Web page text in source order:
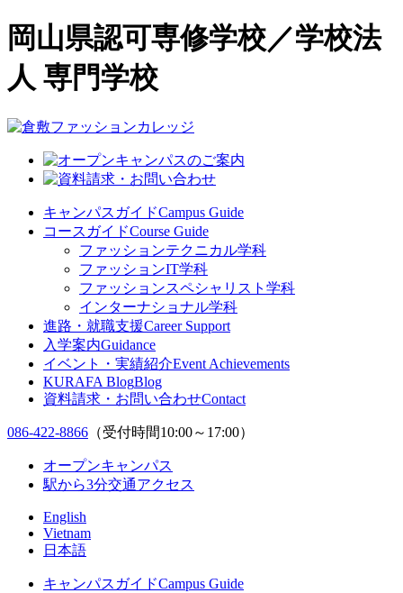
岡山県認可専修学校／学校法
人 専門学校
キャンパスガイドCampus Guide
コースガイドCourse Guide
ファッションテクニカル学科
ファッションIT学科
ファッションスペシャリスト学科
インターナショナル学科
進路・就職支援Career Support
入学案内Guidance
イベント・実績紹介Event Achievements
KURAFA BlogBlog
資料請求・お問い合わせContact
086-422-8866 （受付時間10:00～17:00）
オープンキャンパス
駅から3分交通アクセス
English
Vietnam
日本語
キャンパスガイドCampus Guide